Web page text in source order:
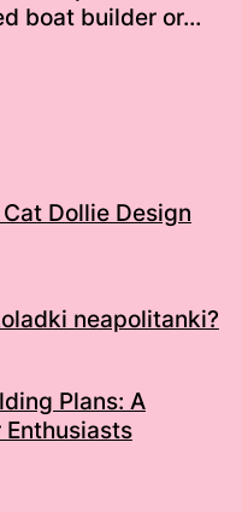
boat builder or…
Dollie Design
neapolitanki?
Plans: A